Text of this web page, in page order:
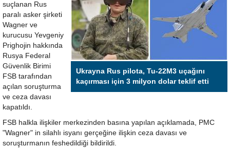
Ukrayna Rus pilota, Tu-22M3 uçağını
kaçırması için 3 milyon dolar teklif etti
suçlanan Rus
paralı asker şirketi
Wagner ve
kurucusu Yevgeniy
Prighojin hakkında
Rusya Federal
Güvenlik Birimi
FSB tarafından
açılan soruşturma
ve ceza davası
kapatıldı.
FSB halkla ilişkiler merkezinden basına yapılan açıklamada, PMC
"Wagner" in silahlı isyanı gerçeğine ilişkin ceza davası ve
soruşturmanın feshedildiği bildirildi.